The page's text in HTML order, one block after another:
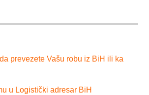
prevezete Vašu robu iz BiH ili ka
u Logistički adresar BiH